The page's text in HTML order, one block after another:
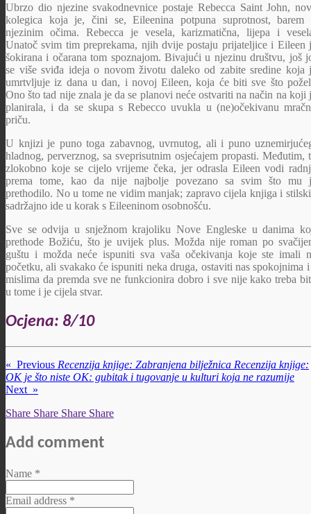
Ubrzo dio njezine svakodnevnice postaje Rebecca Saint John,
kolegica koja je, čini se, Eileenina potpuna suprotnost, barem
njezinim očima. Rebecca je vesela, karizmatična, lijepa i
Unatoč svim tim preprekama, njih dvije postaju prijateljice i Eileen
šokirana i očarana tom spoznajom. Bivajući u njezinu društvu, još
se više sviđa ideja o novom životu daleko od zabite sredine koja
umrtvljuje iz dana u dan, i novoj Eileen, koja će biti sve što
Ono što tad nije znala je da se planovi neće ostvariti na način na koji
planirala, i da se skupa s Rebecco uvukla u (ne)očekivanu
priču.
U knjizi je puno toga zabavnog, uvrnutog, ali i puno
hladnog, perverznog, sa sveprisutnim osjećajem propasti. Međutim,
zlokobno koje se cijelo vrijeme čeka, jer odrasla Eileen vodi
prema tome, kao da nije najbolje povezano sa svim što mu
prethodilo. No u tome ne vidim manjak; zapravo cijela knjiga i
sadržajno ide u korak s Eileeninom osobnošću.
Sve se odvija u snježnom krajoliku Nove Engleske u danima
prethode Božiću, što je uvijek plus. Možda nije roman po
guštu i možda neće ispuniti sva vaša očekivanja koje ste imali
početku, ali svakako će ispuniti neka druga, ostaviti nas spokojnima i
mislima da premda sve ne funkcionira dobro i sve nije kako treba
u tome i je cijela stvar.
Ocjena: 8/10
« Previous Recenzija knjige: Zabranjena bilježnica Recenzija knjige:
OK je što niste OK: gubitak i tugovanje u kulturi koja ne razumije
Next »
Share Share Share Share
Add comment
Name *
Email address *